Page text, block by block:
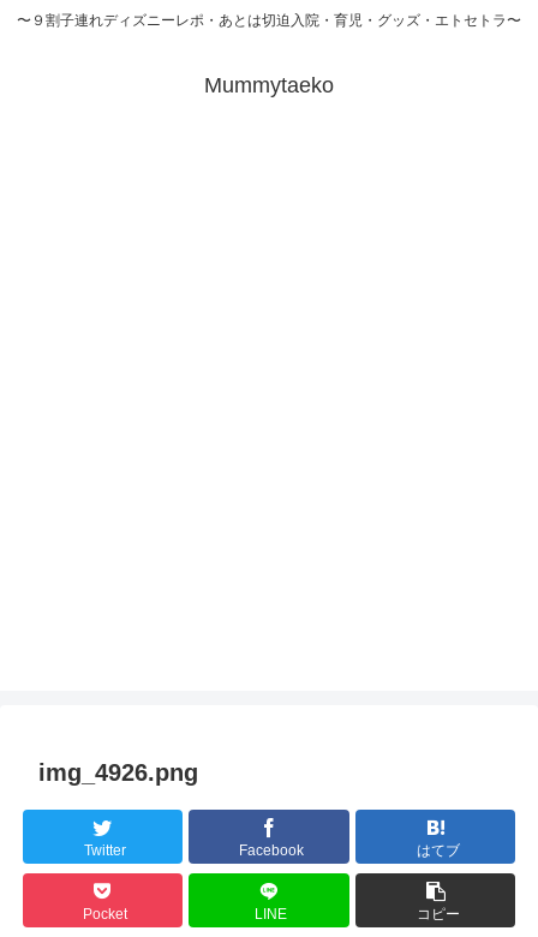
〜９割子連れディズニーレポ・あとは切迫入院・育児・グッズ・エトセトラ〜
Mummytaeko
img_4926.png
Twitter Facebook はてブ
Pocket LINE コピー